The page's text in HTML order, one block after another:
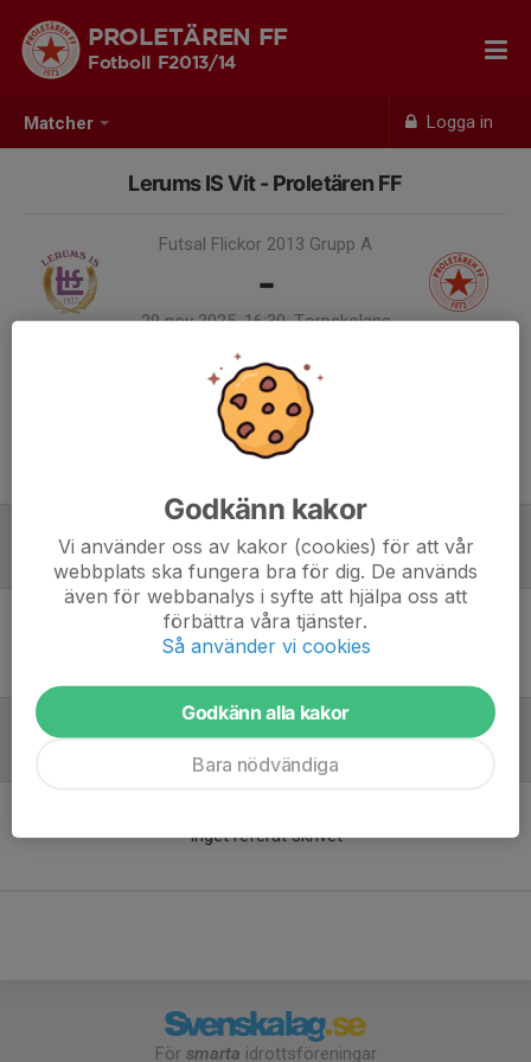
Matcher Logga in
PROLETÄREN FF
Fotboll F2013/14
Lerums IS Vit - Proletären FF
Futsal Flickor 2013 Grupp A
-
29 nov 2025, 16:30, Torpskolans
Laguppställning
Ingen uppställning ifylld
Inget referat skrivet
För smarta idrottsföreningar
Godkänn kakor
Vi använder oss av kakor (cookies) för att vår
webbplats ska fungera bra för dig. De används
även för webbanalys i syfte att hjälpa oss att
förbättra våra tjänster.
Så använder vi cookies
Godkänn alla kakor
Bara nödvändiga